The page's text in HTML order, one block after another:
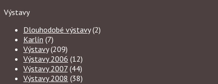
Výstavy
Dlouhodobé výstavy(2)
Karlín (7)
Výstavy(209)
Výstavy 2006 (12)
Výstavy 2007 (44)
Výstavy 2008 (38)